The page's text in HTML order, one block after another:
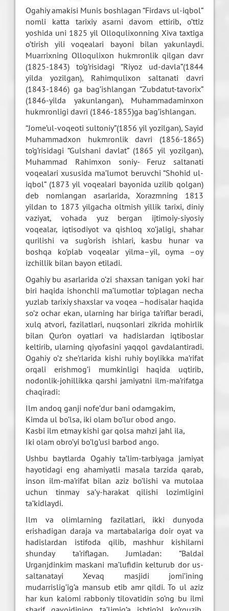
Ogahiy amakisi Munis boshlagan “Firdavs ul-iqbol”
nomli katta tarixiy asarni davom ettirib, o’ttiz
yoshida uni 1825 yil Olloqulixonning Xiva taxtiga
o’tirish yili voqealari bayoni bilan yakunlaydi.
Muarrixning Olloqulixon hukmronlik qilgan davr
(1825-1843) to’g’risidagi “Riyoz ud-davla”(1844
yilda yozilgan), Rahimqulixon saltanati davri
(1843-1846) ga bag’ishlangan “Zubdatut-tavorix”
(1846-yilda yakunlangan), Muhammadaminxon
hukmronligi davri (1846-1855)ga bag’ishlangan.
“Jome’ul-voqeoti sultoniy”(1856 yil yozilgan), Sayid
Muhammadxon hukmronlik davri (1856-1865)
to’g’risidagi “Gulshani davlat” (1865 yil yozilgan),
Muhammad Rahimxon soniy- Feruz saltanati
voqealari xususida ma’lumot beruvchi “Shohid ul-
iqbol” (1873 yil voqealari bayonida uzilib qolgan)
deb nomlangan asarlarida, Xorazmning 1813
yildan to 1873 yilgacha oltmish yillik tarixi, diniy
vaziyat, vohada yuz bergan ijtimoiy-siyosiy
voqealar, iqtisodiyot va qishloq xo’jaligi, shahar
qurilishi va sug’orish ishlari, kasbu hunar va
boshqa ko’plab voqealar yilma–yil, oyma –oy
izchillik bilan bayon etiladi.
Ogahiy bu asarlarida o’zi shaxsan tanigan yoki har
biri haqida ishonchli ma’lumotlar to’plagan necha
yuzlab tarixiy shaxslar va voqea –hodisalar haqida
so’z ochar ekan, ularning har biriga ta’riflar beradi,
xulq atvori, fazilatlari, nuqsonlari zikrida mohirlik
bilan Qur’on oyatlari va hadislardan iqtiboslar
keltirib, ularning qiyofasini yaqqol gavdalantiradi.
Ogahiy o’z she’rlarida kishi ruhiy boylikka ma’rifat
orqali erishmog’i mumkinligi haqida uqtirib,
nodonlik-johillikka qarshi jamiyatni ilm-ma’rifatga
chaqiradi:
Ilm andoq ganji nofe’dur bani odamgakim,
Kimda ul bo’lsa, iki olam bo’lur obod ango.
Kasbi ilm etmay kishi gar qolsa mahzi jahl ila,
Iki olam obro’yi bo’lg’usi barbod ango.
Ushbu baytlarda Ogahiy ta’lim-tarbiyaga jamiyat
hayotidagi eng ahamiyatli masala tarzida qarab,
inson ilm-ma’rifat bilan aziz bo’lishi va mutolaa
uchun tinmay sa’y-harakat qilishi lozimligini
ta’kidlaydi.
Ilm va olimlarning fazilatlari, ikki dunyoda
erishadigan daraja va martabalariga doir oyat va
hadislardan istifoda qilib, mashhur kishilarni
shunday ta’riflagan. Jumladan: “Baldai
Urganjdinkim maskani ma’lufidin kelturub dor us-
saltanatayi Xevaq masjidi jomi’ining
mudarrislig’ig’a mansub etib amr qildi. To ul aziz
har kun kalomi rabboniy tilovatidin so’ng bu ilmi